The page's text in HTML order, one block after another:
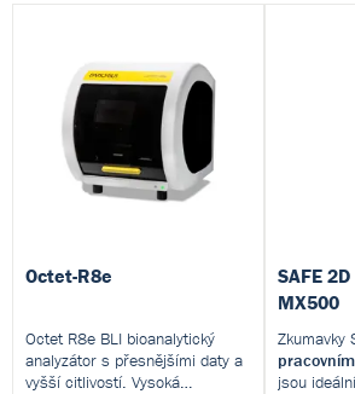
Octet-R8e
Octet R8e BLI bioanalytický
analyzátor s přesnějšími daty a
vyšší citlivostí. Vysoká
SAFE
MX500
Zkumavky
jsou